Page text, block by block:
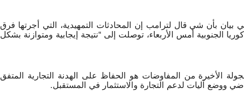
بيان بأن شي قال لترامب إن المحادثات التمهيدية، التي أجرتها فرق
الجنوبية أمس الأربعاء، توصلت إلى “نتيجة إيجابية ومتوازنة بشكل
الأخيرة من المفاوضات هو الحفاظ على الهدنة التجارية المتفق
ووضع آليات لدعم التجارة والاستثمار في المستقبل.